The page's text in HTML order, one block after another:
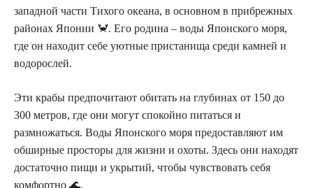
западной части Тихого океана, в основном в прибрежных
районах Японии 🦀. Его родина – воды Японского моря,
где он находит себе уютные пристанища среди камней и
водорослей.
Эти крабы предпочитают обитать на глубинах от 150 до
300 метров, где они могут спокойно питаться и
размножаться. Воды Японского моря предоставляют им
обширные просторы для жизни и охоты. Здесь они находят
достаточно пищи и укрытий, чтобы чувствовать себя
комфортно 🌊.